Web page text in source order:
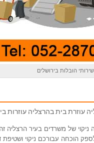
שירותי הובלות בירושלים
עוזרת בית בהרצליה עוזרות
ניקוי של משרדים בעיר הרצליה
הוכחה עבורכם ניקוי